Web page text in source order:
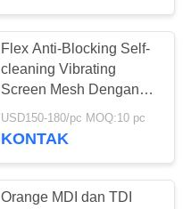
Flex Anti-Blocking Self-
cleaning Vibrating
Screen Mesh Dengan
Hooks untuk Tambang
dan Quarry
USD150-180/pc MOQ:10 pc
KONTAK
Orange MDI dan TDI